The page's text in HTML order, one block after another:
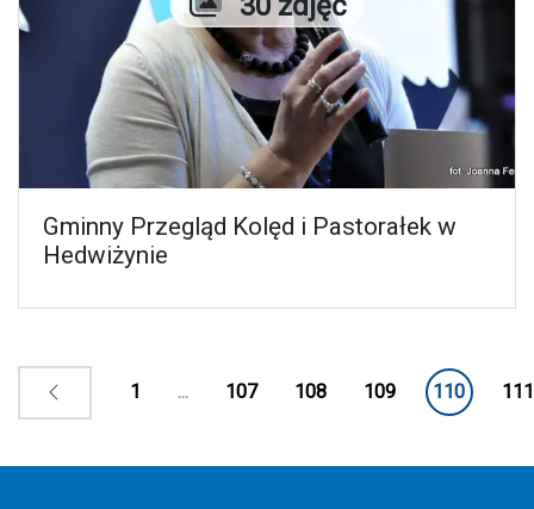
Gminny Przegląd Kolęd i Pastorałek w
Hedwiżynie
1 ... 107 108 109 110 111